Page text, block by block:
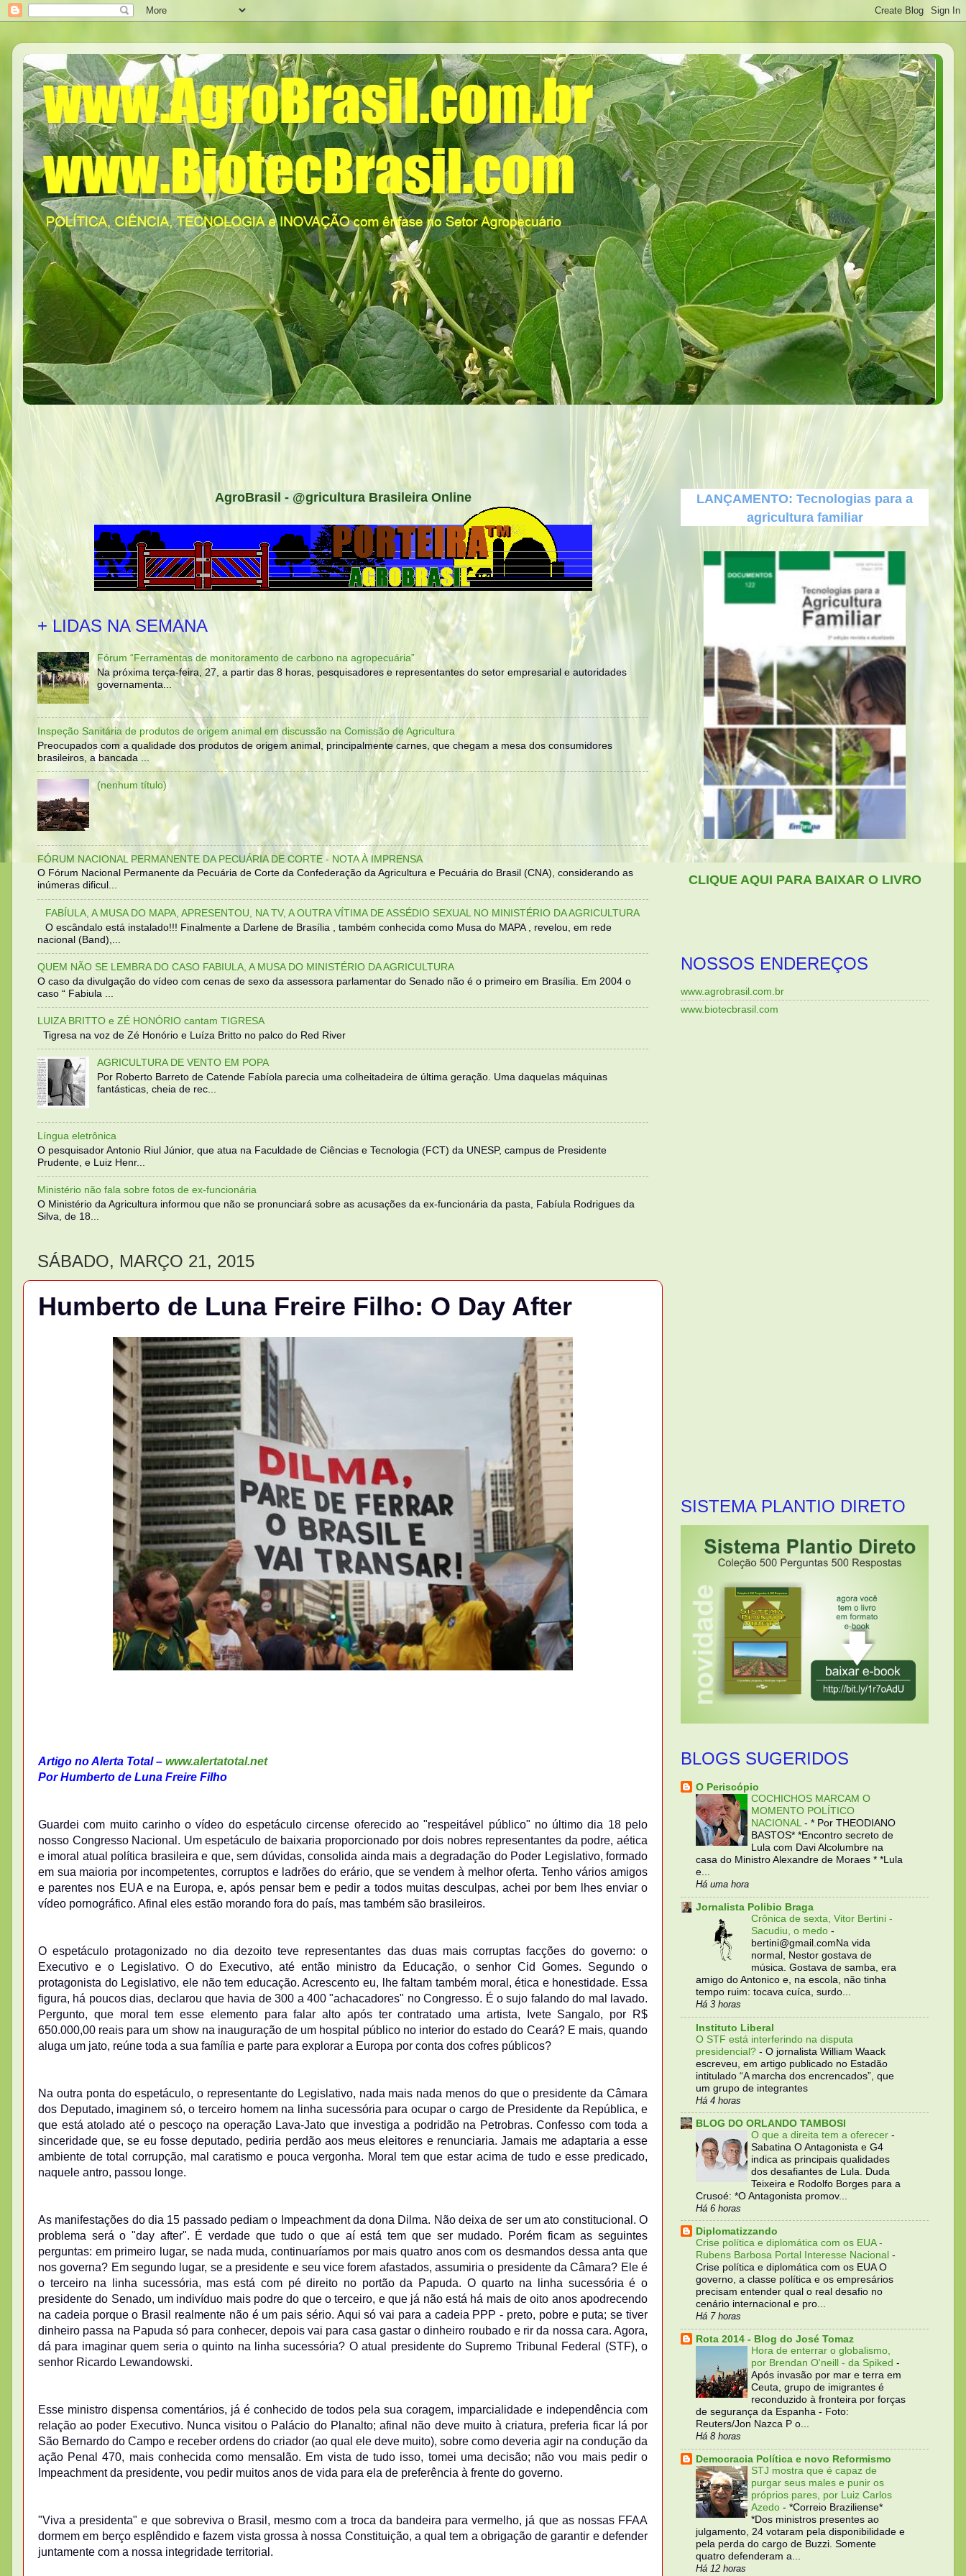
AgroBrasil - @gricultura Brasileira Online
+ LIDAS NA SEMANA
Fórum “Ferramentas de monitoramento de carbono na agropecuária”
Na próxima terça-feira, 27, a partir das 8 horas, pesquisadores e representantes do setor empresarial e autoridades
governamenta...
Inspeção Sanitária de produtos de origem animal em discussão na Comissão de Agricultura
Preocupados com a qualidade dos produtos de origem animal, principalmente carnes, que chegam a mesa dos consumidores
brasileiros, a bancada ...
(nenhum título)
FÓRUM NACIONAL PERMANENTE DA PECUÁRIA DE CORTE - NOTA À IMPRENSA
O Fórum Nacional Permanente da Pecuária de Corte da Confederação da Agricultura e Pecuária do Brasil (CNA), considerando as
inúmeras dificul...
FABÍULA, A MUSA DO MAPA, APRESENTOU, NA TV, A OUTRA VÍTIMA DE ASSÉDIO SEXUAL NO MINISTÉRIO DA AGRICULTURA
O escândalo está instalado!!! Finalmente a Darlene de Brasília , também conhecida como Musa do MAPA , revelou, em rede
nacional (Band),...
QUEM NÃO SE LEMBRA DO CASO FABIULA, A MUSA DO MINISTÉRIO DA AGRICULTURA
O caso da divulgação do vídeo com cenas de sexo da assessora parlamentar do Senado não é o primeiro em Brasília. Em 2004 o
caso “ Fabiula ...
LUIZA BRITTO e ZÉ HONÓRIO cantam TIGRESA
Tigresa na voz de Zé Honório e Luíza Britto no palco do Red River
AGRICULTURA DE VENTO EM POPA
Por Roberto Barreto de Catende Fabíola parecia uma colheitadeira de última geração. Uma daquelas máquinas
fantásticas, cheia de rec...
Língua eletrônica
O pesquisador Antonio Riul Júnior, que atua na Faculdade de Ciências e Tecnologia (FCT) da UNESP, campus de Presidente
Prudente, e Luiz Henr...
Ministério não fala sobre fotos de ex-funcionária
O Ministério da Agricultura informou que não se pronunciará sobre as acusações da ex-funcionária da pasta, Fabíula Rodrigues da
Silva, de 18...
SÁBADO, MARÇO 21, 2015
Humberto de Luna Freire Filho: O Day After
Artigo no Alerta Total – www.alertatotal.net
Por Humberto de Luna Freire Filho
Guardei com muito carinho o vídeo do espetáculo circense oferecido ao "respeitável público" no último dia 18 pelo
nosso Congresso Nacional. Um espetáculo de baixaria proporcionado por dois nobres representantes da podre, aética
e imoral atual política brasileira e que, sem dúvidas, consolida ainda mais a degradação do Poder Legislativo, formado
em sua maioria por incompetentes, corruptos e ladrões do erário, que se vendem à melhor oferta. Tenho vários amigos
e parentes nos EUA e na Europa, e, após pensar bem e pedir a todos muitas desculpas, achei por bem lhes enviar o
vídeo pornográfico. Afinal eles estão morando fora do país, mas também são brasileiros.
O espetáculo protagonizado no dia dezoito teve representantes das duas mais corruptas facções do governo: o
Executivo e o Legislativo. O do Executivo, até então ministro da Educação, o senhor Cid Gomes. Segundo o
protagonista do Legislativo, ele não tem educação. Acrescento eu, lhe faltam também moral, ética e honestidade. Essa
figura, há poucos dias, declarou que havia de 300 a 400 "achacadores" no Congresso. É o sujo falando do mal lavado.
Pergunto, que moral tem esse elemento para falar alto após ter contratado uma artista, Ivete Sangalo, por R$
650.000,00 reais para um show na inauguração de um hospital público no interior do estado do Ceará? E mais, quando
aluga um jato, reúne toda a sua família e parte para explorar a Europa por conta dos cofres públicos?
Na outra ponta do espetáculo, o representante do Legislativo, nada mais nada menos do que o presidente da Câmara
dos Deputado, imaginem só, o terceiro homem na linha sucessória para ocupar o cargo de Presidente da República, e
que está atolado até o pescoço na operação Lava-Jato que investiga a podridão na Petrobras. Confesso com toda a
sinceridade que, se eu fosse deputado, pediria perdão aos meus eleitores e renunciaria. Jamais me adaptaria a esse
ambiente de total corrupção, mal caratismo e pouca vergonha. Moral tem que estar acima de tudo e esse predicado,
naquele antro, passou longe.
As manifestações do dia 15 passado pediam o Impeachment da dona Dilma. Não deixa de ser um ato constitucional. O
problema será o "day after". É verdade que tudo o que aí está tem que ser mudado. Porém ficam as seguintes
perguntas: em primeiro lugar, se nada muda, continuaríamos por mais quatro anos com os desmandos dessa anta que
nos governa? Em segundo lugar, se a presidente e seu vice forem afastados, assumiria o presidente da Câmara? Ele é
o terceiro na linha sucessória, mas está com pé direito no portão da Papuda. O quarto na linha sucessória é o
presidente do Senado, um indivíduo mais podre do que o terceiro, e que já não está há mais de oito anos apodrecendo
na cadeia porque o Brasil realmente não é um pais sério. Aqui só vai para a cadeia PPP - preto, pobre e puta; se tiver
dinheiro passa na Papuda só para conhecer, depois vai para casa gastar o dinheiro roubado e rir da nossa cara. Agora,
dá para imaginar quem seria o quinto na linha sucessória? O atual presidente do Supremo Tribunal Federal (STF), o
senhor Ricardo Lewandowski.
Esse ministro dispensa comentários, já é conhecido de todos pela sua coragem, imparcialidade e independência com
relação ao poder Executivo. Nunca visitou o Palácio do Planalto; afinal não deve muito à criatura, preferia ficar lá por
São Bernardo do Campo e receber ordens do criador (ao qual ele deve muito), sobre como deveria agir na condução da
ação Penal 470, mais conhecida como mensalão. Em vista de tudo isso, tomei uma decisão; não vou mais pedir o
Impeachment da presidente, vou pedir muitos anos de vida para ela de preferência à frente do governo.
"Viva a presidenta" e que sobreviva o Brasil, mesmo com a troca da bandeira para vermelho, já que as nossas FFAA
dormem em berço esplêndido e fazem vista grossa à nossa Constituição, a qual tem a obrigação de garantir e defender
juntamente com a nossa integridade territorial.
LANÇAMENTO: Tecnologias para a
agricultura familiar
CLIQUE AQUI PARA BAIXAR O LIVRO
NOSSOS ENDEREÇOS
www.agrobrasil.com.br
www.biotecbrasil.com
SISTEMA PLANTIO DIRETO
BLOGS SUGERIDOS
O Periscópio
COCHICHOS MARCAM O
MOMENTO POLÍTICO
NACIONAL - * Por THEODIANO
BASTOS* *Encontro secreto de
Lula com Davi Alcolumbre na
casa do Ministro Alexandre de Moraes * *Lula
e...
Há uma hora
Jornalista Polibio Braga
Crônica de sexta, Vitor Bertini -
Sacudiu, o medo -
bertini@gmail.comNa vida
normal, Nestor gostava de
música. Gostava de samba, era
amigo do Antonico e, na escola, não tinha
tempo ruim: tocava cuíca, surdo...
Há 3 horas
Instituto Liberal
O STF está interferindo na disputa
presidencial? - O jornalista William Waack
escreveu, em artigo publicado no Estadão
intitulado “A marcha dos encrencados”, que
um grupo de integrantes
Há 4 horas
BLOG DO ORLANDO TAMBOSI
O que a direita tem a oferecer -
Sabatina O Antagonista e G4
indica as principais qualidades
dos desafiantes de Lula. Duda
Teixeira e Rodolfo Borges para a
Crusoé: *O Antagonista promov...
Há 6 horas
Diplomatizzando
Crise política e diplomática com os EUA -
Rubens Barbosa Portal Interesse Nacional -
Crise política e diplomática com os EUA O
governo, a classe política e os empresários
precisam entender qual o real desafio no
cenário internacional e pro...
Há 7 horas
Rota 2014 - Blog do José Tomaz
Hora de enterrar o globalismo,
por Brendan O'neill - da Spiked -
Após invasão por mar e terra em
Ceuta, grupo de imigrantes é
reconduzido à fronteira por forças
de segurança da Espanha - Foto:
Reuters/Jon Nazca P o...
Há 8 horas
Democracia Política e novo Reformismo
STJ mostra que é capaz de
purgar seus males e punir os
próprios pares, por Luiz Carlos
Azedo - *Correio Braziliense*
*Dos ministros presentes ao
julgamento, 24 votaram pela disponibilidade e
pela perda do cargo de Buzzi. Somente
quatro defenderam a...
Há 12 horas